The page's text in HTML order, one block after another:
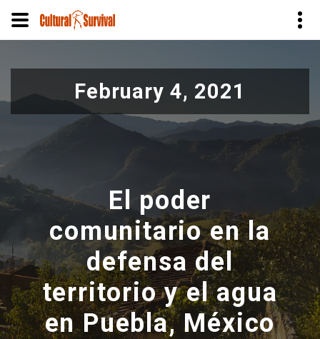
to
February 4, 2021
El poder
comunitario en la
defensa del
territorio y el agua
en Puebla, México